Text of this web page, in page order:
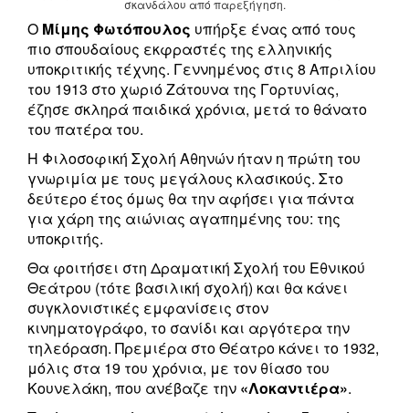
σκανδάλου από παρεξήγηση.
Ο Μίμης Φωτόπουλος υπήρξε ένας από τους
πιο σπουδαίους εκφραστές της ελληνικής
υποκριτικής τέχνης. Γεννημένος στις 8 Απριλίου
του 1913 στο χωριό Ζάτουνα της Γορτυνίας,
έζησε σκληρά παιδικά χρόνια, μετά το θάνατο
του πατέρα του.
Η Φιλοσοφική Σχολή Αθηνών ήταν η πρώτη του
γνωριμία με τους μεγάλους κλασικούς. Στο
δεύτερο έτος όμως θα την αφήσει για πάντα
για χάρη της αιώνιας αγαπημένης του: της
υποκριτής.
Θα φοιτήσει στη Δραματική Σχολή του Εθνικού
Θεάτρου (τότε βασιλική σχολή) και θα κάνει
συγκλονιστικές εμφανίσεις στον
κινηματογράφο, το σανίδι και αργότερα την
τηλεόραση. Πρεμιέρα στο Θέατρο κάνει το 1932,
μόλις στα 19 του χρόνια, με τον θίασο του
Κουνελάκη, που ανέβαζε την «Λοκαντιέρα».